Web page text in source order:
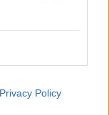
Privacy Policy